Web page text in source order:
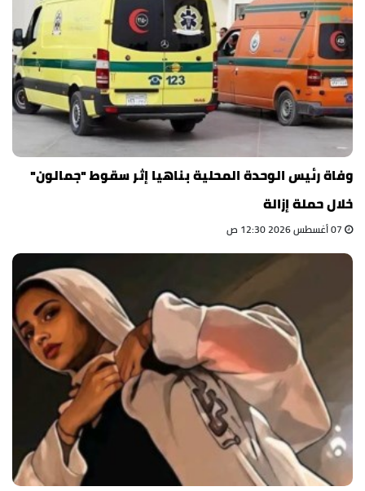
وفاة رئيس الوحدة المحلية بناهيا إثر سقوط "جمالون"
خلال حملة إزالة